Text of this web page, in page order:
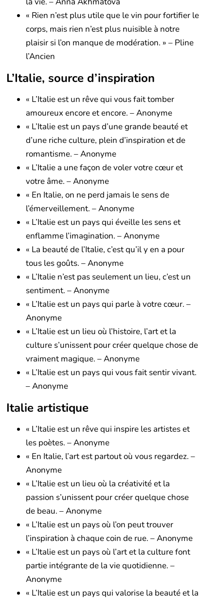
« Rien n’est plus utile que le vin pour fortifier le
corps, mais rien n’est plus nuisible à notre
plaisir si l’on manque de modération. » – Pline
l’Ancien
L’Italie, source d’inspiration
« L’Italie est un rêve qui vous fait tomber
amoureux encore et encore. – Anonyme
« L’Italie est un pays d’une grande beauté et
d’une riche culture, plein d’inspiration et de
romantisme. – Anonyme
« L’Italie a une façon de voler votre cœur et
votre âme. – Anonyme
« En Italie, on ne perd jamais le sens de
l’émerveillement. – Anonyme
« L’Italie est un pays qui éveille les sens et
enflamme l’imagination. – Anonyme
« La beauté de l’Italie, c’est qu’il y en a pour
tous les goûts. – Anonyme
« L’Italie n’est pas seulement un lieu, c’est un
sentiment. – Anonyme
« L’Italie est un pays qui parle à votre cœur. –
Anonyme
« L’Italie est un lieu où l’histoire, l’art et la
culture s’unissent pour créer quelque chose de
vraiment magique. – Anonyme
« L’Italie est un pays qui vous fait sentir vivant.
– Anonyme
Italie artistique
« L’Italie est un rêve qui inspire les artistes et
les poètes. – Anonyme
« En Italie, l’art est partout où vous regardez. –
Anonyme
« L’Italie est un lieu où la créativité et la
passion s’unissent pour créer quelque chose
de beau. – Anonyme
« L’Italie est un pays où l’on peut trouver
l’inspiration à chaque coin de rue. – Anonyme
« L’Italie est un pays où l’art et la culture font
partie intégrante de la vie quotidienne. –
Anonyme
« L’Italie est un pays qui valorise la beauté et la